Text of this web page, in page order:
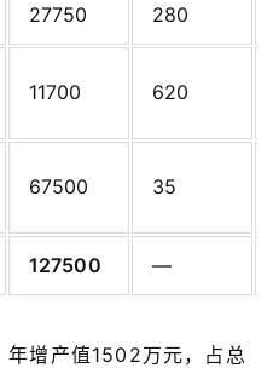
27750 280
11700 620
67500 35
127500 —
年增产值1502万元，占总